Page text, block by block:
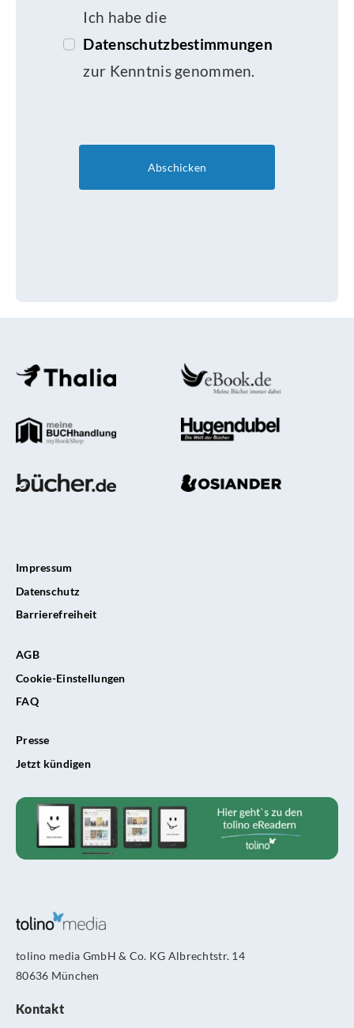
Ich habe die
Datenschutzbestimmungen
zur Kenntnis genommen.
Abschicken
Impressum
Datenschutz
Barrierefreiheit
AGB
Cookie-Einstellungen
FAQ
Presse
Jetzt kündigen
tolino media GmbH & Co. KG Albrechtstr. 14
80636 München
Kontakt